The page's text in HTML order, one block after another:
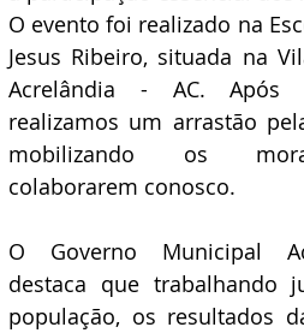
O evento foi realizado na
Jesus Ribeiro, situada na
Acrelândia - AC. Após
realizamos um arrastão
mobilizando os
colaborarem conosco.
O Governo Municipal
destaca que trabalhando
população, os resultados